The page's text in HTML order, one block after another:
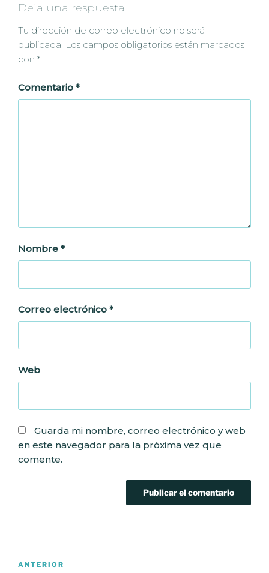
Deja una respuesta
Tu dirección de correo electrónico no será
publicada. Los campos obligatorios están marcados
con *
Comentario *
Nombre *
Correo electrónico *
Web
Guarda mi nombre, correo electrónico y web
en este navegador para la próxima vez que
comente.
Navegación
Entrada
ANTERIOR